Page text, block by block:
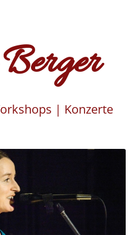
| Konzerte
to
content